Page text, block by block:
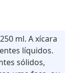
ml. A xícara
líquidos.
sólidos,